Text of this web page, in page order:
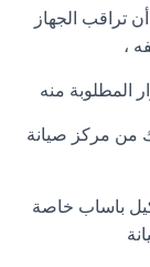
تراقب الجهاز
،
المطلوبة منه
من مركز صيانة
باساب خاصة